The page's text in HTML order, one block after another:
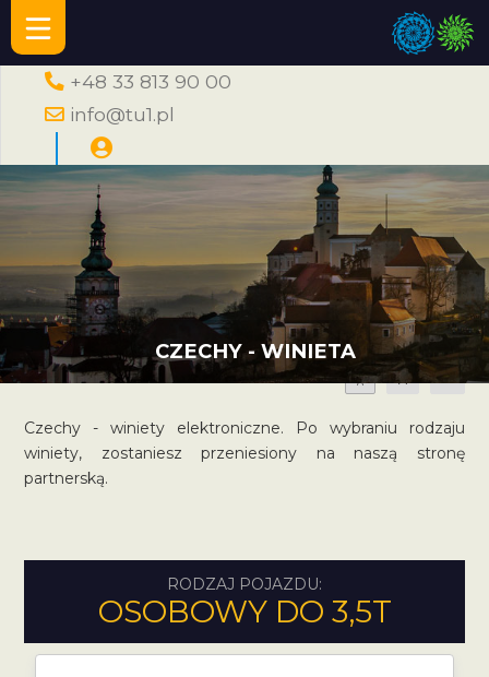
+48 33 813 90 00
info@tu1.pl
CZECHY - WINIETA
A A A
Czechy - winiety elektroniczne. Po wybraniu rodzaju
winiety, zostaniesz przeniesiony na naszą stronę
partnerską.
RODZAJ POJAZDU:
OSOBOWY DO 3,5T